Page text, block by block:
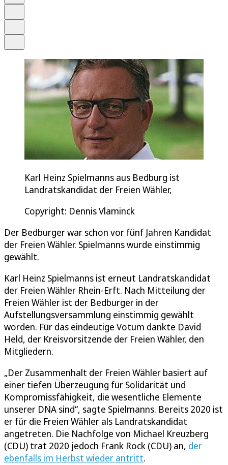
Karl Heinz Spielmanns aus Bedburg ist
Landratskandidat der Freien Wähler,
Copyright: Dennis Vlaminck
Der Bedburger war schon vor fünf Jahren Kandidat
der Freien Wähler. Spielmanns wurde einstimmig
gewählt.
Karl Heinz Spielmanns ist erneut Landratskandidat
der Freien Wähler Rhein-Erft. Nach Mitteilung der
Freien Wähler ist der Bedburger in der
Aufstellungsversammlung einstimmig gewählt
worden. Für das eindeutige Votum dankte David
Held, der Kreisvorsitzende der Freien Wähler, den
Mitgliedern.
„Der Zusammenhalt der Freien Wähler basiert auf
einer tiefen Überzeugung für Solidarität und
Kompromissfähigkeit, die wesentliche Elemente
unserer DNA sind“, sagte Spielmanns. Bereits 2020 ist
er für die Freien Wähler als Landratskandidat
angetreten. Die Nachfolge von Michael Kreuzberg
(CDU) trat 2020 jedoch Frank Rock (CDU) an, der
ebenfalls im Herbst wieder antritt.